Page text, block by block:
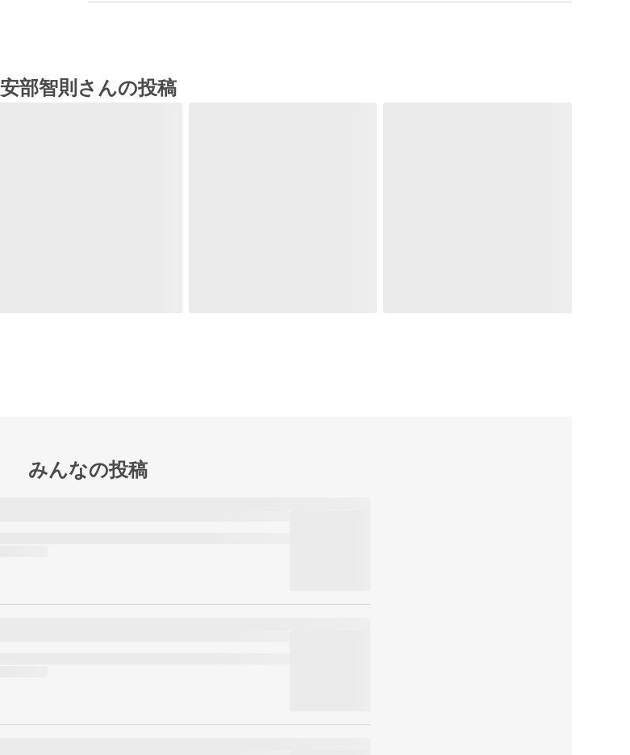
安部智則さんの投稿
みんなの投稿